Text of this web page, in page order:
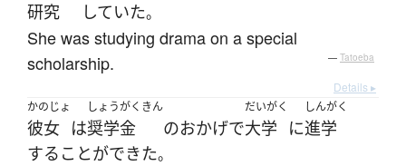
研究 していた。
She was studying drama on a special
scholarship.
— Tatoeba
Details ▸
かのじょ
彼女 は
しょうがくきん
奨学金 のおかげで
だいがく
大学 に
しんがく
進学
する ことができた。